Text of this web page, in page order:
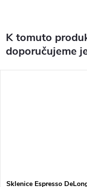
K tomuto
doporučujeme
Sklenice Espresso